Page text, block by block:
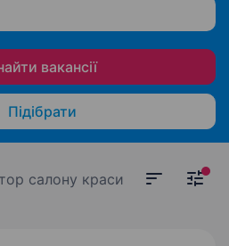
вакансії
Підібрати
салону краси